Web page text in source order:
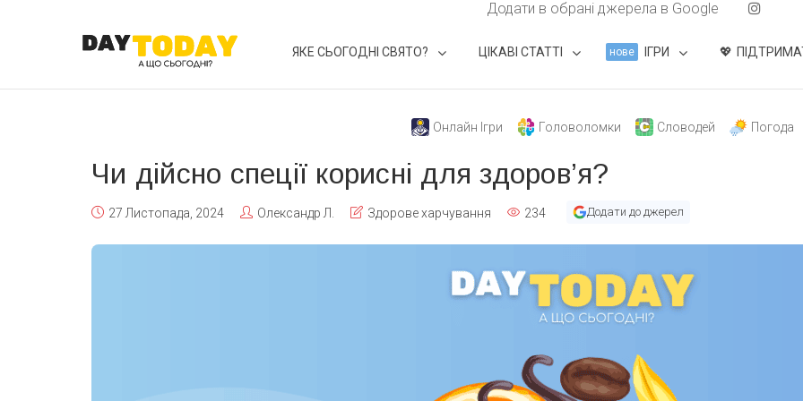
Додати в обрані джерела в Google
ЯКЕ СЬОГОДНІ СВЯТО? ЦІКАВІ СТАТТІ нове ІГРИ
Онлайн Ігри Головоломки Словодей Погода
Чи дійсно спеції корисні для здоров’я?
27 Листопада, 2024 Олександр Л. Здорове харчування 234 Додати до джерел